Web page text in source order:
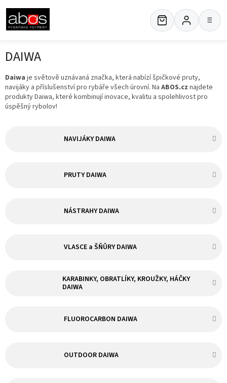
obsah
≡
DAIWA
Daiwa je světově uznávaná značka, která nabízí špičkové pruty,
navijáky a příslušenství pro rybáře všech úrovní. Na ABOS.cz najdete
produkty Daiwa, které kombinují inovace, kvalitu a spolehlivost pro
úspěšný rybolov!
NAVIJÁKY DAIWA
PRUTY DAIWA
NÁSTRAHY DAIWA
VLASCE a ŠŇŮRY DAIWA
KARABINKY, OBRATLÍKY, KROUŽKY, HÁČKY
DAIWA
FLUOROCARBON DAIWA
OUTDOOR DAIWA